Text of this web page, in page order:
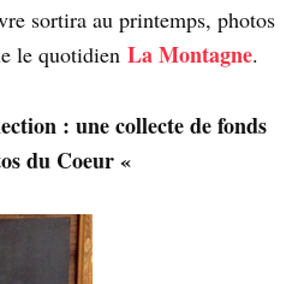
sortira au printemps, photos
le quotidien La Montagne.
: une collecte de fonds
du Coeur «